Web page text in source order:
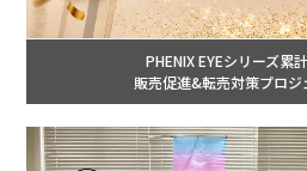
PHENIX EYEシリーズ累
販売促進&転売対策プロジ